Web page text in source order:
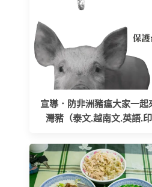
宣導．防非洲豬瘟大家一起
灣豬（泰文.越南文.英語.